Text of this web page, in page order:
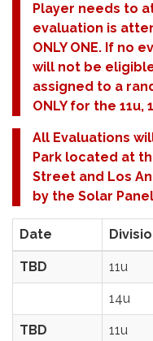
Player needs to
evaluation is
ONLY ONE. If no
will not be
assigned to a
ONLY for the 11u,
All Evaluations
Park located at
Street and Los
by the Solar
Date
TBD 11u
14u
TBD 11u